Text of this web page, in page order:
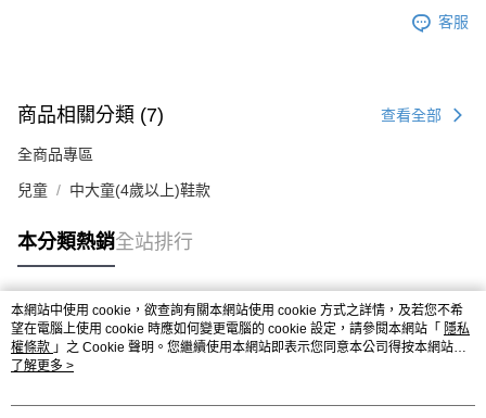
客服
商品相關分類 (7) 查看全部
全商品專區
兒童 中大童(4歲以上)鞋款
本分類熱銷全站排行
熱門標籤
本網站中使用 cookie，欲查詢有關本網站使用 cookie 方式之詳情，及若您不希
望在電腦上使用 cookie 時應如何變更電腦的 cookie 設定，請參閱本網站「 隱私
權條款 」之 Cookie 聲明。您繼續使用本網站即表示您同意本公司得按本網站使
用條款之 Cookie 聲明使用 cookie。
了解更多 >